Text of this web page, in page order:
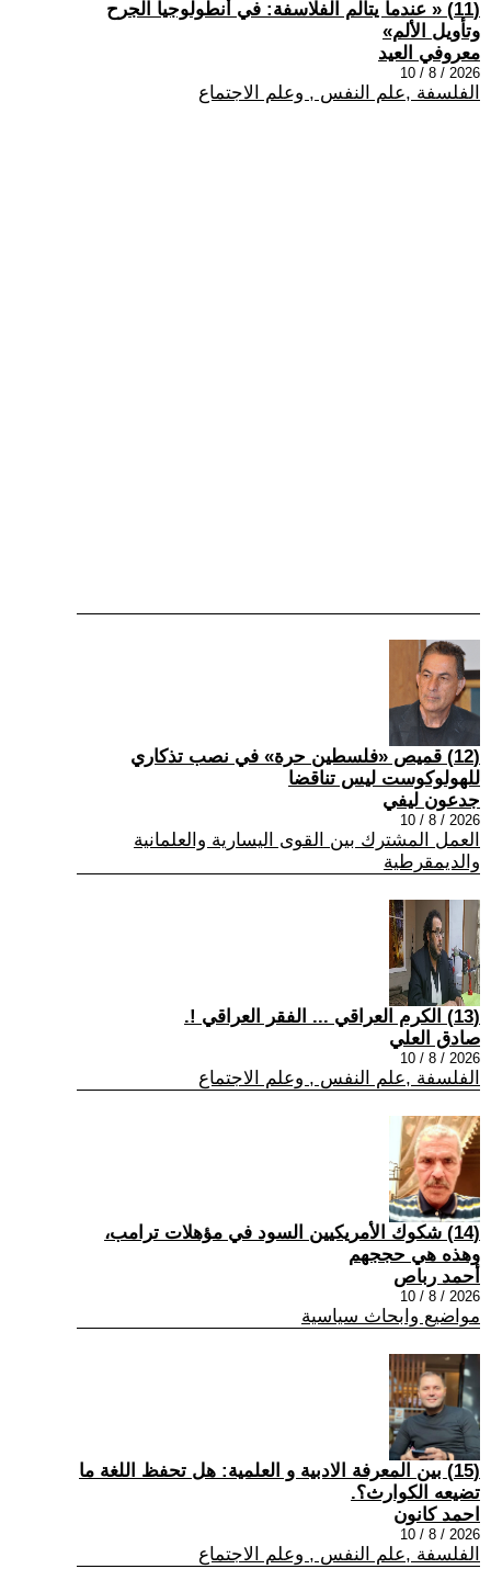
(11) « عندما يتألم الفلاسفة: في أنطولوجيا الجرح
وتأويل الألم»
معروفي العيد
2026 / 8 / 10
الفلسفة ,علم النفس , وعلم الاجتماع
(12) قميص «فلسطين حرة» في نصب تذكاري
للهولوكوست ليس تناقضا
جدعون ليفي
2026 / 8 / 10
العمل المشترك بين القوى اليسارية والعلمانية
والديمقرطية
(13) الكرم العراقي ... الفقر العراقي !.
صادق العلي
2026 / 8 / 10
الفلسفة ,علم النفس , وعلم الاجتماع
(14) شكوك الأمريكيين السود في مؤهلات ترامب،
وهذه هي حججهم
أحمد رباص
2026 / 8 / 10
مواضيع وابحاث سياسية
(15) بين المعرفة الادبية و العلمية: هل تحفظ اللغة ما
تضيعه الكوارث؟.
احمد كانون
2026 / 8 / 10
الفلسفة ,علم النفس , وعلم الاجتماع